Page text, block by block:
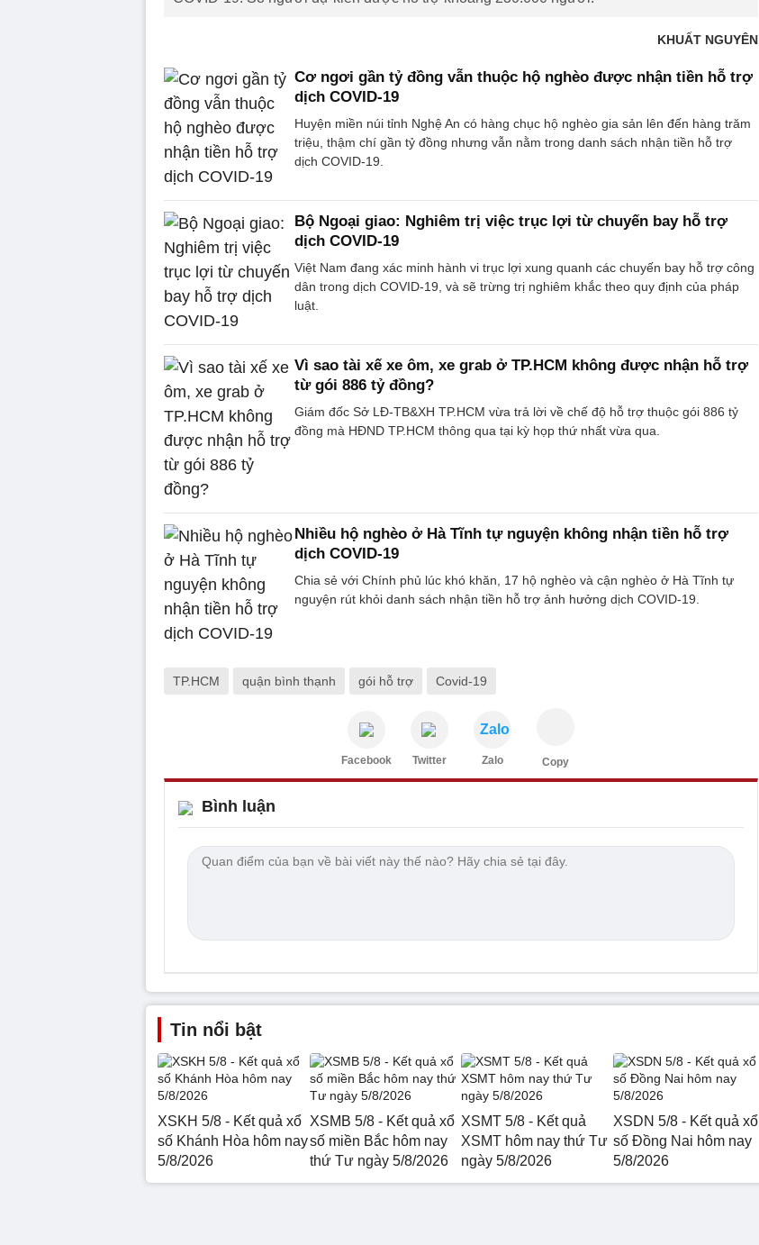
KHUẤT NGUYÊN
Cơ ngơi gần tỷ đồng vẫn thuộc hộ nghèo được nhận tiền hỗ trợ
dịch COVID-19
Huyện miền núi tỉnh Nghệ An có hàng chục hộ nghèo gia sản lên đến hàng trăm
triệu, thậm chí gần tỷ đồng nhưng vẫn nằm trong danh sách nhận tiền hỗ trợ
dịch COVID-19.
Bộ Ngoại giao: Nghiêm trị việc trục lợi từ chuyến bay hỗ trợ
dịch COVID-19
Việt Nam đang xác minh hành vi trục lợi xung quanh các chuyến bay hỗ trợ công
dân trong dịch COVID-19, và sẽ trừng trị nghiêm khắc theo quy định của pháp
luật.
Vì sao tài xế xe ôm, xe grab ở TP.HCM không được nhận hỗ trợ
từ gói 886 tỷ đồng?
Giám đốc Sở LĐ-TB&XH TP.HCM vừa trả lời về chế độ hỗ trợ thuộc gói 886 tỷ
đồng mà HĐND TP.HCM thông qua tại kỳ họp thứ nhất vừa qua.
Nhiều hộ nghèo ở Hà Tĩnh tự nguyện không nhận tiền hỗ trợ
dịch COVID-19
Chia sẻ với Chính phủ lúc khó khăn, 17 hộ nghèo và cận nghèo ở Hà Tĩnh tự
nguyện rút khỏi danh sách nhận tiền hỗ trợ ảnh hưởng dịch COVID-19.
TP.HCM quận bình thạnh gói hỗ trợ Covid-19
Facebook Twitter
Zalo
Zalo Copy
Bình luận
Tin nổi bật
XSKH 5/8 - Kết quả xổ
số Khánh Hòa hôm nay
5/8/2026
XSMB 5/8 - Kết quả xổ
số miền Bắc hôm nay
thứ Tư ngày 5/8/2026
XSMT 5/8 - Kết quả
XSMT hôm nay thứ Tư
ngày 5/8/2026
XSDN 5/8 - Kết quả xổ
số Đồng Nai hôm nay
5/8/2026